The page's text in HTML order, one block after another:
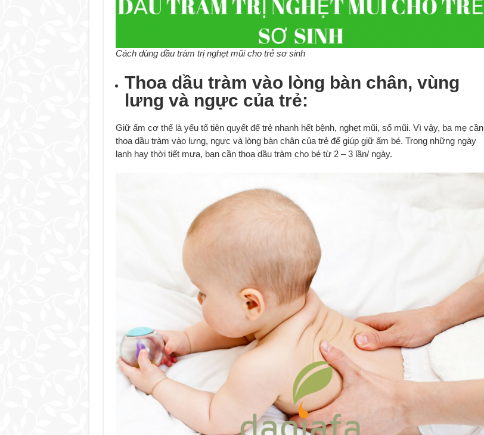
Cách dùng dầu tràm trị nghẹt mũi cho trẻ sơ sinh
Thoa dầu tràm vào lòng bàn chân, vùng
lưng và ngực của trẻ:
Giữ ấm cơ thể là yếu tố tiên quyết để trẻ nhanh hết bệnh, nghẹt mũi, sổ mũi. Vì vậy, ba mẹ cần
thoa dầu tràm vào lưng, ngực và lòng bàn chân của trẻ để giúp giữ ấm bé. Trong những ngày
lạnh hay thời tiết mưa, bạn cần thoa dầu tràm cho bé từ 2 – 3 lần/ ngày.